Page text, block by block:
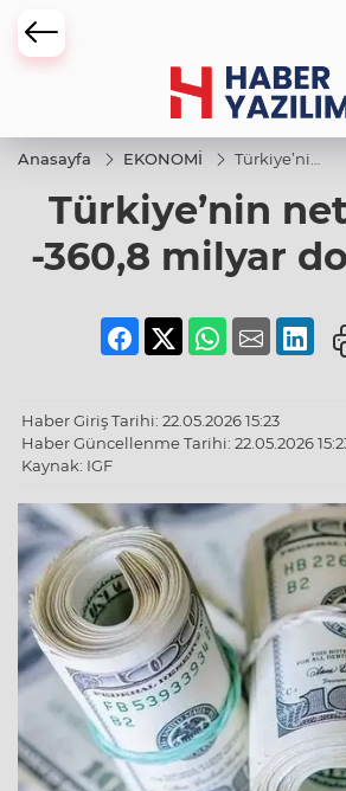
Anasayfa EKONOMİ
Türkiye’nin
-360,8
milyar
Türkiye’nin
-360,8 milyar
Haber Giriş Tarihi: 22.05.2026 15:23
Haber Güncellenme Tarihi: 22.05.2026
Kaynak: IGF